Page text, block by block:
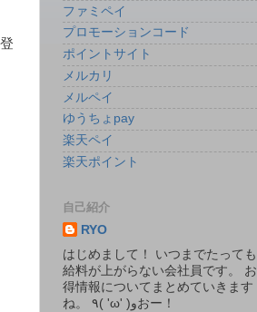
ファミペイ
プロモーションコード
ポイントサイト
メルカリ
メルペイ
ゆうちょpay
楽天ペイ
楽天ポイント
自己紹介
RYO
はじめまして！ いつまでたっても
給料が上がらない会社員です。 お
得情報についてまとめていきます
ね。 ٩( 'ω' )وおー！